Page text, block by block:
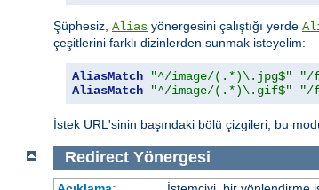
Şüphesiz, Alias yönergesini çalıştığı yerde
çeşitlerini farklı dizinlerden sunmak isteyelim:
AliasMatch "^/image/(.*)\.jpg$"
"/
AliasMatch
"^/image/(.*)\.gif$" "/
İstek URL'sinin başındaki bölü çizgileri, bu
Redirect Yönergesi